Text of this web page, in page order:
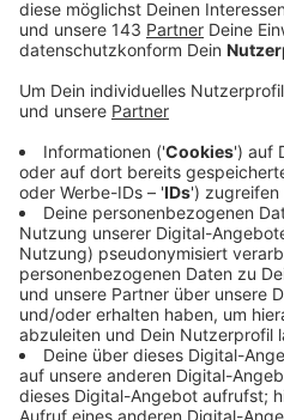
Veröffentlicht:Sonntag,
Anzeige
Stichwahl Herdecke:
Bürgermeister?
Anzeige
Die Menschen in Herdecke
Bürgermeisterin ist Iris
sich in der Stichwahl gegen